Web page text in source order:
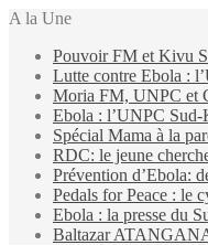
A la Une
Pouvoir FM et Kivu
Lutte contre Ebola :
Moria FM, UNPC et
Ebola : l’UNPC Sud-
Spécial Mama à la
RDC: le jeune
Prévention d’Ebola:
Pedals for Peace : le
Ebola : la presse du
Baltazar